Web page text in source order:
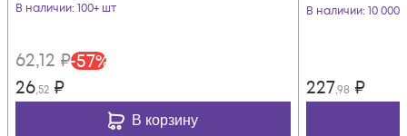
В наличии: 100+ шт
62,12 ₽-57%
26,52 ₽
В корзину
В наличии: 10
227,98 ₽